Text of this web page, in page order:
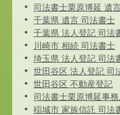
司法書士栗原博延 遺
千葉県 遺言 司法書士
千葉県 法人登記 司法
川崎市 相続 司法書士
埼玉県 法人登記 司法
世田谷区 法人登記 司
世田谷区 不動産登記
司法書士栗原博延事
稲城市 家族信託 司法